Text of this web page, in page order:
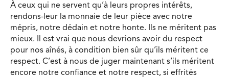
À ceux qui ne servent qu’à leurs propres intérêts,
rendons-leur la monnaie de leur pièce avec notre
mépris, notre dédain et notre honte. Ils ne méritent pas
mieux. Il est vrai que nous devrions avoir du respect
pour nos aînés, à condition bien sûr qu’ils méritent ce
respect. C’est à nous de juger maintenant s’ils méritent
encore notre confiance et notre respect, si effrités